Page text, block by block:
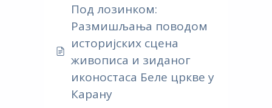
Под лозинком:
Размишљања поводом
историјских сцена
живописа и зиданог
иконостаса Беле цркве у
Карану